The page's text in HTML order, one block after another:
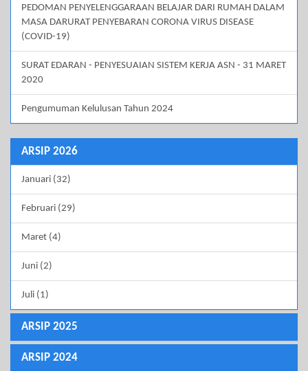
PEDOMAN PENYELENGGARAAN BELAJAR DARI RUMAH DALAM
MASA DARURAT PENYEBARAN CORONA VIRUS DISEASE
(COVID-19)
SURAT EDARAN - PENYESUAIAN SISTEM KERJA ASN - 31 MARET
2020
Pengumuman Kelulusan Tahun 2024
ARSIP 2026
Januari (32)
Februari (29)
Maret (4)
Juni (2)
Juli (1)
ARSIP 2025
ARSIP 2024